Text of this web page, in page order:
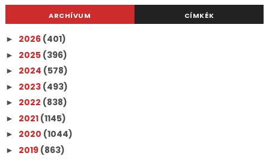
ARCHÍVUM CÍMKÉK
► 2026 (401)
► 2025 (396)
► 2024 (578)
► 2023 (493)
► 2022 (838)
► 2021 (1145)
► 2020 (1044)
► 2019 (863)